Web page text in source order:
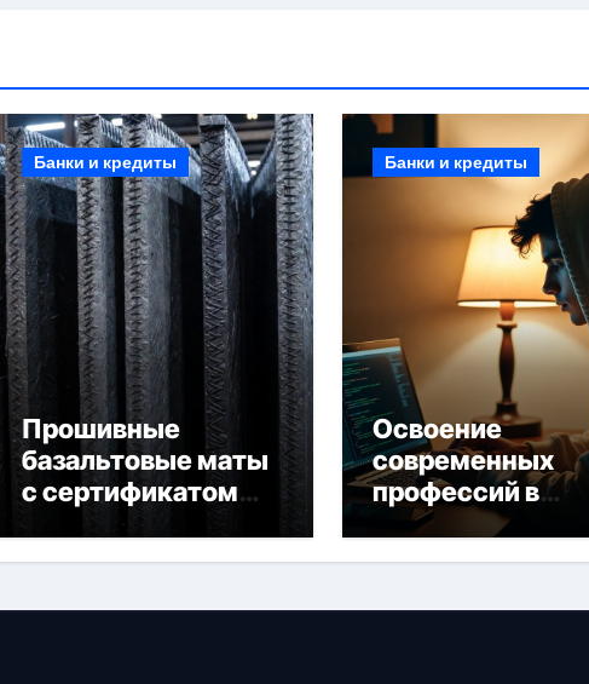
Банки и кредиты
Прошивные
базальтовые маты
с сертификатом
негорючести
Банки и кредиты
Освоение
современных
профессий в
онлайн-формате